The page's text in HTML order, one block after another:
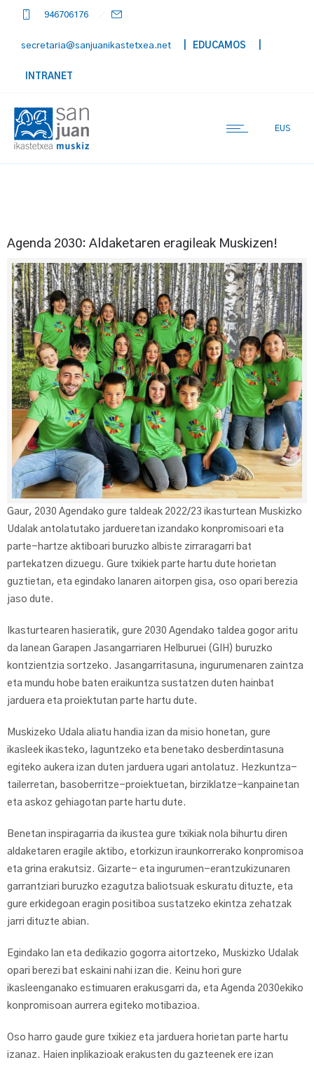
946706176
secretaria@sanjuanikastetxea.net | EDUCAMOS
INTRANET
EUS
Agenda 2030: Aldaketaren eragileak Muskizen!
Gaur, 2030 Agendako gure taldeak 2022/23 ikasturtean Muskizko
Udalak antolatutako jardueretan izandako konpromisoari eta
parte-hartze aktiboari buruzko albiste zirraragarri bat
partekatzen dizuegu. Gure txikiek parte hartu dute horietan
guztietan, eta egindako lanaren aitorpen gisa, oso opari berezia
jaso dute.
Ikasturtearen hasieratik, gure 2030 Agendako taldea gogor aritu
da lanean Garapen Jasangarriaren Helburuei (GIH) buruzko
kontzientzia sortzeko. Jasangarritasuna, ingurumenaren zaintza
eta mundu hobe baten eraikuntza sustatzen duten hainbat
jarduera eta proiektutan parte hartu dute.
Muskizeko Udala aliatu handia izan da misio honetan, gure
ikasleek ikasteko, laguntzeko eta benetako desberdintasuna
egiteko aukera izan duten jarduera ugari antolatuz. Hezkuntza-
tailerretan, basoberritze-proiektuetan, birziklatze-kanpainetan
eta askoz gehiagotan parte hartu dute.
Benetan inspiragarria da ikustea gure txikiak nola bihurtu diren
aldaketaren eragile aktibo, etorkizun iraunkorrerako konpromisoa
eta grina erakutsiz. Gizarte- eta ingurumen-erantzukizunaren
garrantziari buruzko ezagutza baliotsuak eskuratu dituzte, eta
gure erkidegoan eragin positiboa sustatzeko ekintza zehatzak
jarri dituzte abian.
Egindako lan eta dedikazio gogorra aitortzeko, Muskizko Udalak
opari berezi bat eskaini nahi izan die. Keinu hori gure
ikasleenganako estimuaren erakusgarri da, eta Agenda 2030ekiko
konpromisoan aurrera egiteko motibazioa.
Oso harro gaude gure txikiez eta jarduera horietan parte hartu
izanaz. Haien inplikazioak erakusten du gazteenek ere izan